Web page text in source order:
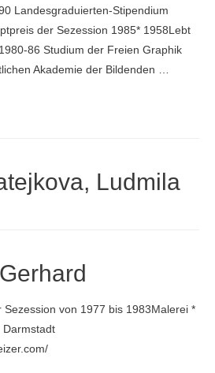
Landesgraduierten-Stipendium
der Sezession 1985* 1958Lebt
86 Studium der Freien Graphik
Akademie der Bilden­den …
Ludmila
Sezession von 1977 bis 1983Malerei *
Darmstadt